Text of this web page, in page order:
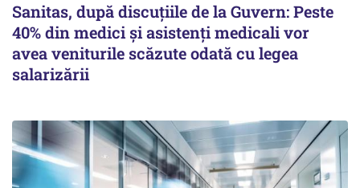
Sanitas, după discuțiile de la Guvern: Peste
40% din medici și asistenți medicali vor
avea veniturile scăzute odată cu legea
salarizării